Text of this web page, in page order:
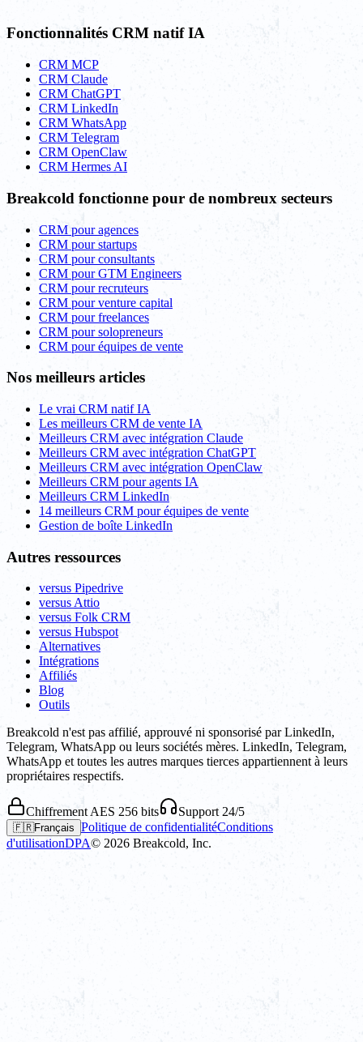
Fonctionnalités CRM natif IA
CRM MCP
CRM Claude
CRM ChatGPT
CRM LinkedIn
CRM WhatsApp
CRM Telegram
CRM OpenClaw
CRM Hermes AI
Breakcold fonctionne pour de nombreux secteurs
CRM pour agences
CRM pour startups
CRM pour consultants
CRM pour GTM Engineers
CRM pour recruteurs
CRM pour venture capital
CRM pour freelances
CRM pour solopreneurs
CRM pour équipes de vente
Nos meilleurs articles
Le vrai CRM natif IA
Les meilleurs CRM de vente IA
Meilleurs CRM avec intégration Claude
Meilleurs CRM avec intégration ChatGPT
Meilleurs CRM avec intégration OpenClaw
Meilleurs CRM pour agents IA
Meilleurs CRM LinkedIn
14 meilleurs CRM pour équipes de vente
Gestion de boîte LinkedIn
Autres ressources
versus Pipedrive
versus Attio
versus Folk CRM
versus Hubspot
Alternatives
Intégrations
Affiliés
Blog
Outils
Breakcold n'est pas affilié, approuvé ni sponsorisé par LinkedIn,
Telegram, WhatsApp ou leurs sociétés mères. LinkedIn, Telegram,
WhatsApp et toutes les autres marques tierces appartiennent à leurs
propriétaires respectifs.
Chiffrement AES 256 bits Support 24/5
🇫🇷Français Politique de confidentialitéConditions
d'utilisationDPA© 2026 Breakcold, Inc.